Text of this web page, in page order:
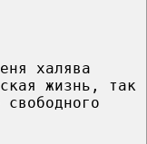
халява
жизнь, так